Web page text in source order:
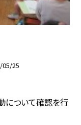
05/25
について確認を行